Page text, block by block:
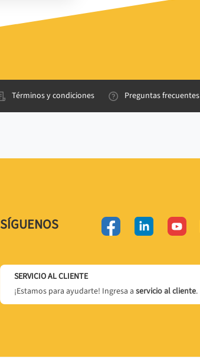
Términos y condiciones Preguntas frecuentes
SÍGUENOS
SERVICIO AL CLIENTE
¡Estamos para ayudarte! Ingresa a servicio al cliente.